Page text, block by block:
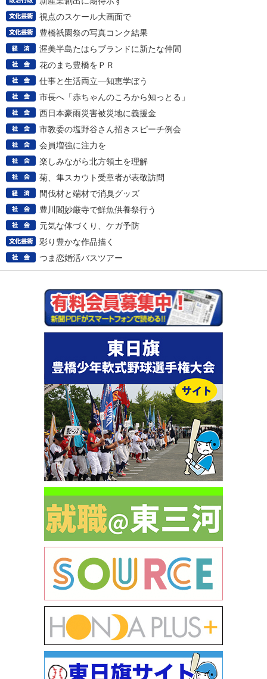
視点のスケール大画面で
豊橋祇園祭の写真コンク結果
渥美半島たはらブランドに新たな仲間
花のまち豊橋をＰＲ
仕事と生活両立―知恵学ぼう
市長へ「赤ちゃんのころから知っとる」
西日本豪雨災害被災地に義援金
市教委の塩野谷さん招きスピーチ例会
会員増強に注力を
楽しみながら北方領土を理解
菊、隼スカウト受章者が表敬訪問
間伐材と端材で消臭グッズ
豊川閣妙厳寺で鮮魚供養祭行う
元気な体づくり、ケガ予防
彩り豊かな作品描く
つま恋婚活バスツアー